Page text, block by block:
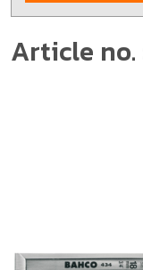
Article no.